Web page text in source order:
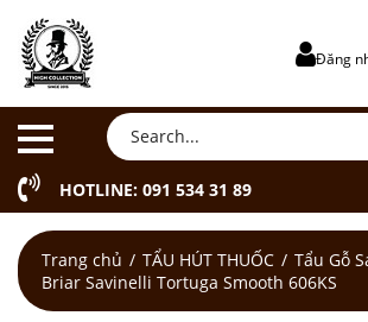
Đăng
HOTLINE: 091 534 31 89
Trang chủ TẨU HÚT THUỐC Tẩu Gỗ
Briar Savinelli Tortuga Smooth 606KS